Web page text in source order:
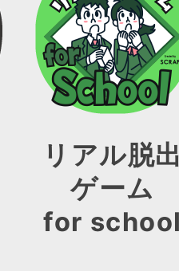
リアル脱
ゲーム
for